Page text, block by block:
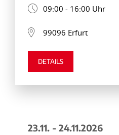
09:00 - 16:00 Uhr
99096 Erfurt
DETAILS
23.11. - 24.11.2026